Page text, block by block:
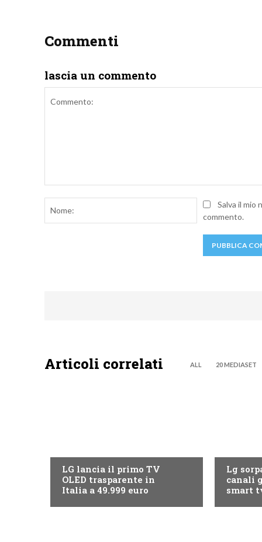
Commenti
lascia un commento
Nome:Salva il mio
commento.
Articoli correlati ALL 20 MEDIASET
LG lancia il primo TV
OLED trasparente in
Italia a 49.999 euro
Lg
canali
smart